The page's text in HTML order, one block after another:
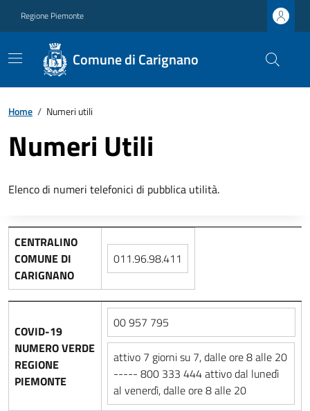
Regione Piemonte
Comune di Carignano
Home / Numeri utili
Numeri Utili
Elenco di numeri telefonici di pubblica utilità.
CENTRALINO
COMUNE DI
CARIGNANO
011.96.98.411
COVID-19
NUMERO VERDE
REGIONE
PIEMONTE
00 957 795
attivo 7 giorni su 7, dalle ore 8 alle 20
----- 800 333 444 attivo dal lunedì
al venerdì, dalle ore 8 alle 20